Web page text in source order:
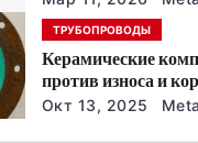
ТРУБОПРОВОДЫ
Керамические
против износа и
они работают
Окт 13, 2025